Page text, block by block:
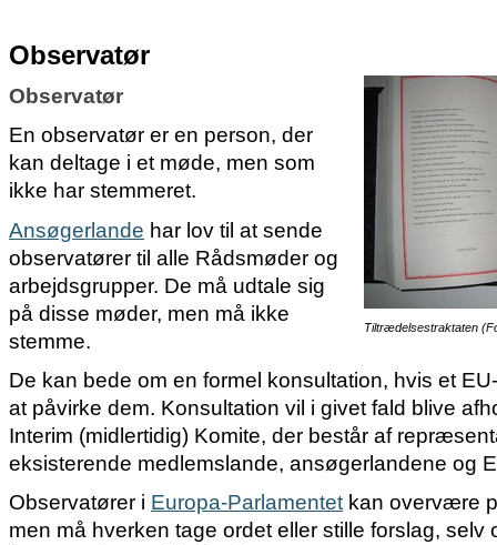
Observatør
Tiltrædelsestraktaten
Observatør
En observatør er en person, der
kan deltage i et møde, men som
ikke har stemmeret.
Ansøgerlande har lov til at sende
observatører til alle Rådsmøder og
arbejdsgrupper. De må udtale sig
på disse møder, men må ikke
stemme.
De kan bede om en formel konsultation, hvis et
at påvirke dem. Konsultation vil i givet fald blive
Interim (midlertidig) Komite, der består af
eksisterende medlemslande, ansøgerlandene og
Observatører i Europa-Parlamentet kan overvære
men må hverken tage ordet eller stille forslag, selv